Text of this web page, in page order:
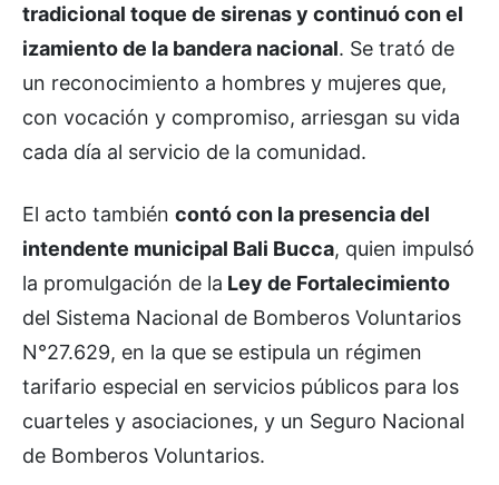
tradicional toque de sirenas y continuó con el
izamiento de la bandera nacional. Se trató de
un reconocimiento a hombres y mujeres que,
con vocación y compromiso, arriesgan su vida
cada día al servicio de la comunidad.
El acto también contó con la presencia del
intendente municipal Bali Bucca, quien impulsó
la promulgación de la Ley de Fortalecimiento
del Sistema Nacional de Bomberos Voluntarios
N°27.629, en la que se estipula un régimen
tarifario especial en servicios públicos para los
cuarteles y asociaciones, y un Seguro Nacional
de Bomberos Voluntarios.